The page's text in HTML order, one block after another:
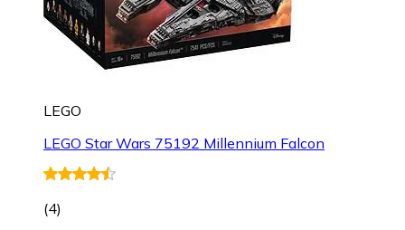
LEGO
LEGO Star Wars 75192 Millennium Falcon
(4)